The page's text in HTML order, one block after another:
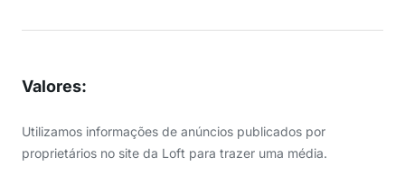
Valores:
Utilizamos informações de anúncios publicados por
proprietários no site da Loft para trazer uma média.